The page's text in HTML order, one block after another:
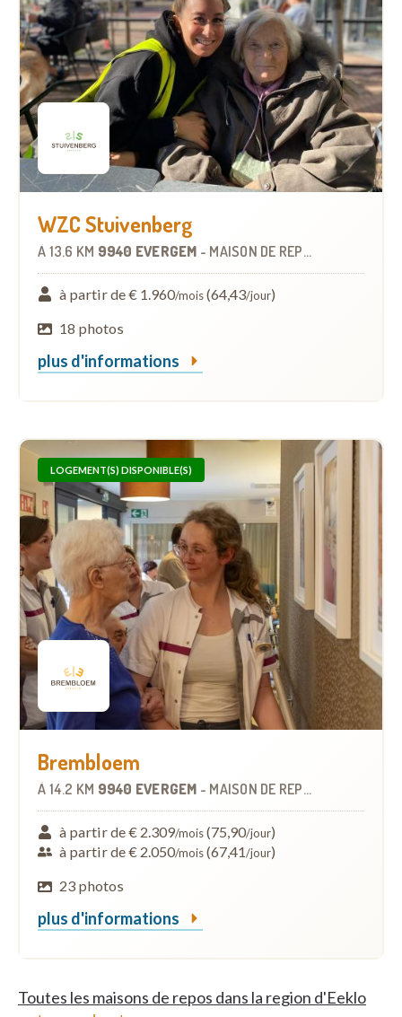
WZC Stuivenberg
À 13.6 KM 9940 EVERGEM - MAISON DE REPOS
à partir de € 1.960/mois(64,43/jour)
18 photos
plus d'informations
LOGEMENT(S) DISPONIBLE(S)
Brembloem
À 14.2 KM 9940 EVERGEM - MAISON DE REPOS
à partir de € 2.309/mois(75,90/jour)
à partir de € 2.050/mois(67,41/jour)
23 photos
plus d'informations
Toutes les maisons de repos dans la region d'Eeklo